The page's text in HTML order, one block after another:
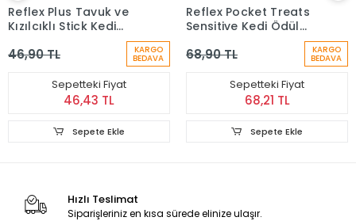
Reflex Plus Tavuk ve
Kızılcıklı Stick Kedi
Ödül Maması 3x5 gr
46,90 TL KARGO
BEDAVA
Sepetteki Fiyat
46,43 TL
Sepete Ekle
Reflex Pocket Treats
Sensitive Kedi Ödül
68,90 TL KARGO
BEDAVA
Sepetteki Fiyat
68,21 TL
Sepete Ekle
Hızlı Teslimat
Siparişleriniz en kısa sürede elinize ulaşır.